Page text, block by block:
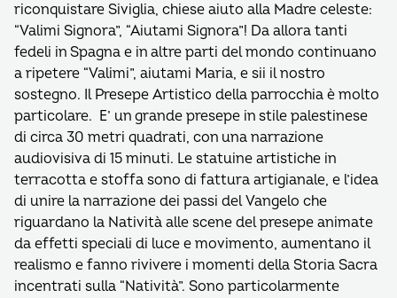
riconquistare Siviglia, chiese aiuto alla Madre celeste:
“Valimi Signora”, “Aiutami Signora”! Da allora tanti
fedeli in Spagna e in altre parti del mondo continuano
a ripetere “Valimi”, aiutami Maria, e sii il nostro
sostegno. Il Presepe Artistico della parrocchia è molto
particolare. E’ un grande presepe in stile palestinese
di circa 30 metri quadrati, con una narrazione
audiovisiva di 15 minuti. Le statuine artistiche in
terracotta e stoffa sono di fattura artigianale, e l’idea
di unire la narrazione dei passi del Vangelo che
riguardano la Natività alle scene del presepe animate
da effetti speciali di luce e movimento, aumentano il
realismo e fanno rivivere i momenti della Storia Sacra
incentrati sulla “Natività”. Sono particolarmente